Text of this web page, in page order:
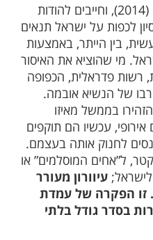
המלחמה השלישית היא עכשיו (2014), וחייבים להודות
לכפות על ישראל תנאים
בין הייתר, באמצעות
מי שהוציא את האיסור
רשות פדראלית, הכפופה
של הנשיא אובמה.
בממשל מאיזו
עכשיו הם תוקפים
לחנוק אותה בעצמם.
ל”אחים המוסלמים” או
עיוורון מעורר
זו הפקרה של עמדת
בסדר גודל בלתי